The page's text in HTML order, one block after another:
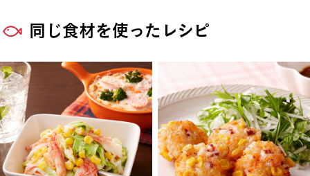
同じ食材を使ったレシピ